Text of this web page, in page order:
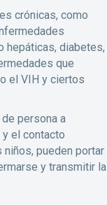
crónicas, como
hepáticas, diabetes,
que
el VIH y ciertos
persona a
el contacto
pueden portar
y transmitir la